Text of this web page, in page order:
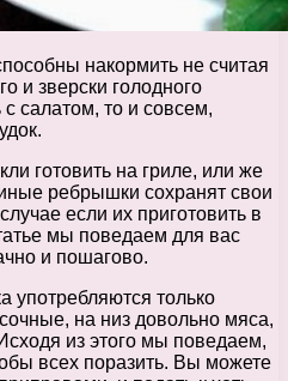
накормить не считая
и зверски голодного
салатом, то и совсем,
готовить на гриле, или же
ребрышки сохранят свои
если их приготовить в
мы поведаем для вас
и пошагово.
употребляются только
на низ довольно мяса,
из этого мы поведаем,
всех поразить. Вы можете